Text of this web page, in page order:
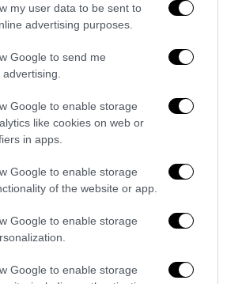
my user data to be sent to
advertising purposes.
Google to send me
Google to enable storage
like cookies on web or
in apps.
Google to enable storage
of the website or app.
Google to enable storage
Google to enable storage
lavoro per chi commemora Acca
ideologica della Prefettura